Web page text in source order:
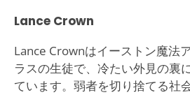
Lance Crown
Lance Crownはイーストン魔法
ラスの生徒で、冷たい外見の裏
ています。弱者を切り捨てる社